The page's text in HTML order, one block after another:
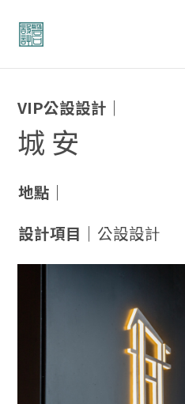
VIP公設設計｜
城 安
地點｜
設計項目｜ 公設設計